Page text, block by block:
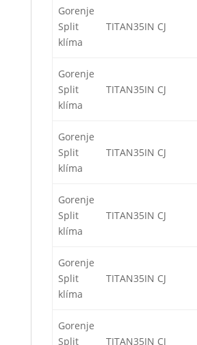
Gorenje
Split
klíma
TITAN35IN CJ
Gorenje
Split
klíma
TITAN35IN CJ
Gorenje
Split
klíma
TITAN35IN CJ
Gorenje
Split
klíma
TITAN35IN CJ
Gorenje
Split
klíma
TITAN35IN CJ
Gorenje
Split
TITAN35IN CJ